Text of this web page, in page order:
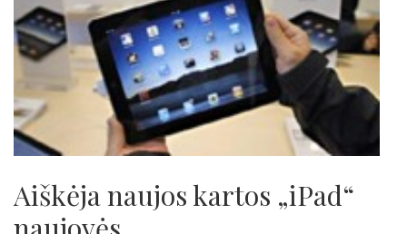
Aiškėja naujos kartos „iPad“